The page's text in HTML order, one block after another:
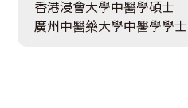
香港浸會大學中醫學碩士
廣州中醫藥大學中醫學學士